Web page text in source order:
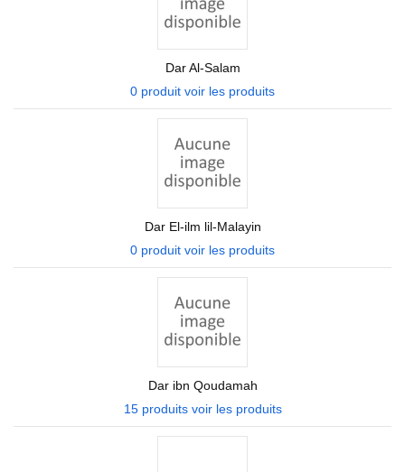
Dar Al-Salam
0 produit voir les produits
Dar El-ilm lil-Malayin
0 produit voir les produits
Dar ibn Qoudamah
15 produits voir les produits